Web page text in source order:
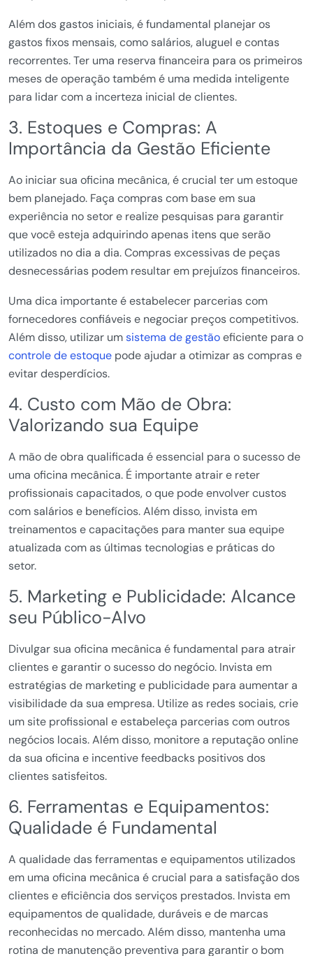
Além dos gastos iniciais, é fundamental planejar os
gastos fixos mensais, como salários, aluguel e contas
recorrentes. Ter uma reserva financeira para os primeiros
meses de operação também é uma medida inteligente
para lidar com a incerteza inicial de clientes.
3. Estoques e Compras: A
Importância da Gestão Eficiente
Ao iniciar sua oficina mecânica, é crucial ter um estoque
bem planejado. Faça compras com base em sua
experiência no setor e realize pesquisas para garantir
que você esteja adquirindo apenas itens que serão
utilizados no dia a dia. Compras excessivas de peças
desnecessárias podem resultar em prejuízos financeiros.
Uma dica importante é estabelecer parcerias com
fornecedores confiáveis e negociar preços competitivos.
Além disso, utilizar umsistema de gestãoeficiente para o
controle de estoque pode ajudar a otimizar as compras e
evitar desperdícios.
4. Custo com Mão de Obra:
Valorizando sua Equipe
A mão de obra qualificada é essencial para o sucesso de
uma oficina mecânica. É importante atrair e reter
profissionais capacitados, o que pode envolver custos
com salários e benefícios. Além disso, invista em
treinamentos e capacitações para manter sua equipe
atualizada com as últimas tecnologias e práticas do
setor.
5. Marketing e Publicidade: Alcance
seu Público-Alvo
Divulgar sua oficina mecânica é fundamental para atrair
clientes e garantir o sucesso do negócio. Invista em
estratégias de marketing e publicidade para aumentar a
visibilidade da sua empresa. Utilize as redes sociais, crie
um site profissional e estabeleça parcerias com outros
negócios locais. Além disso, monitore a reputação online
da sua oficina e incentive feedbacks positivos dos
clientes satisfeitos.
6. Ferramentas e Equipamentos:
Qualidade é Fundamental
A qualidade das ferramentas e equipamentos utilizados
em uma oficina mecânica é crucial para a satisfação dos
clientes e eficiência dos serviços prestados. Invista em
equipamentos de qualidade, duráveis e de marcas
reconhecidas no mercado. Além disso, mantenha uma
rotina de manutenção preventiva para garantir o bom